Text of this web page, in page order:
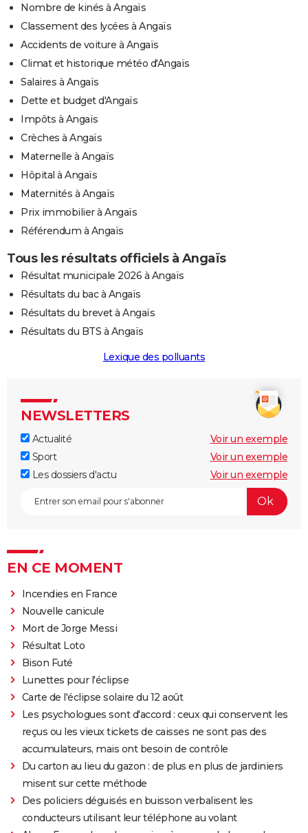
Nombre de kinés à Angaïs
Classement des lycées à Angaïs
Accidents de voiture à Angaïs
Climat et historique météo d'Angaïs
Salaires à Angaïs
Dette et budget d'Angaïs
Impôts à Angaïs
Crèches à Angaïs
Maternelle à Angaïs
Hôpital à Angaïs
Maternités à Angaïs
Prix immobilier à Angaïs
Référendum à Angaïs
Tous les résultats officiels à Angaïs
Résultat municipale 2026 à Angaïs
Résultats du bac à Angaïs
Résultats du brevet à Angaïs
Résultats du BTS à Angaïs
Lexique des polluants
NEWSLETTERS
Actualité
Voir un exemple
Sport
Voir un exemple
Les dossiers d'actu
Voir un exemple
EN CE MOMENT
Incendies en France
Nouvelle canicule
Mort de Jorge Messi
Résultat Loto
Bison Futé
Lunettes pour l'éclipse
Carte de l'éclipse solaire du 12 août
Les psychologues sont d'accord : ceux qui conservent les
reçus ou les vieux tickets de caisses ne sont pas des
accumulateurs, mais ont besoin de contrôle
Du carton au lieu du gazon : de plus en plus de jardiniers
misent sur cette méthode
Des policiers déguisés en buisson verbalisent les
conducteurs utilisant leur téléphone au volant